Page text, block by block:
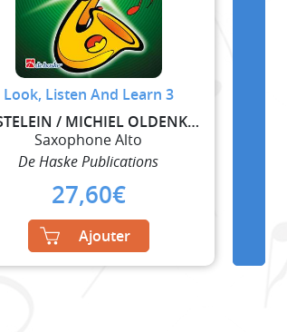
Look, Listen And Learn 3
KASTELEIN / MICHIEL OLDENKAMP
Saxophone Alto
De Haske Publications
27,60€
Ajouter